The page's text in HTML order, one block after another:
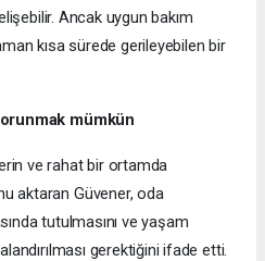
Ancak uygun bakım
kısa sürede gerileyebilen bir
mümkün
ve rahat bir ortamda
aktaran Güvener, oda
tutulmasını ve yaşam
gerektiğini ifade etti.